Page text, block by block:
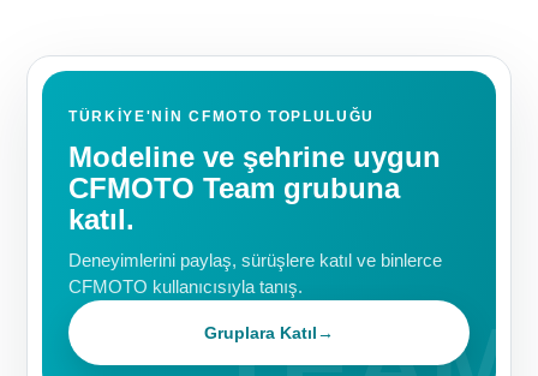
TÜRKIYE'NIN CFMOTO TOPLULUĞU
Modeline ve şehrine uygun
CFMOTO Team grubuna
katıl.
Deneyimlerini paylaş, sürüşlere katıl ve binlerce
CFMOTO kullanıcısıyla tanış.
Gruplara Katıl→